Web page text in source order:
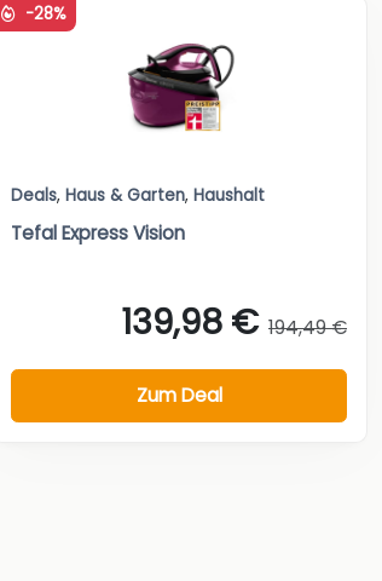
-28%
Deals, Haus & Garten, Haushalt
Tefal Express Vision
139,98 € 194,49 €
Zum Deal